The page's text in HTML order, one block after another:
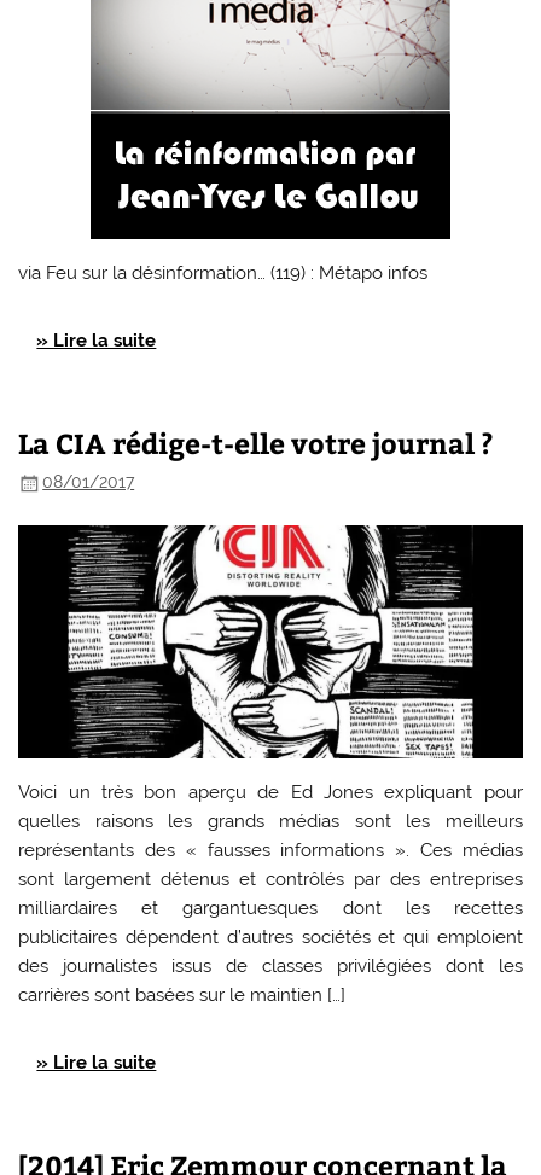
via Feu sur la désinformation… (119) : Métapo infos
» Lire la suite
La CIA rédige-t-elle votre journal ?
08/01/2017
Voici un très bon aperçu de Ed Jones expliquant pour
quelles raisons les grands médias sont les meilleurs
représentants des « fausses informations ». Ces médias
sont largement détenus et contrôlés par des entreprises
milliardaires et gargantuesques dont les recettes
publicitaires dépendent d’autres sociétés et qui emploient
des journalistes issus de classes privilégiées dont les
carrières sont basées sur le maintien […]
» Lire la suite
[2014] Eric Zemmour concernant la